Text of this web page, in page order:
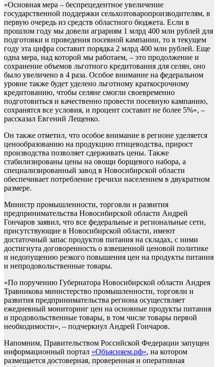
«Основная мера – беспрецедентное увеличение
государственной поддержки сельхозтоваропроизводителям, в
первую очередь из средств областного бюджета. Если в
прошлом году мы довели аграриям 1 млрд 400 млн рублей для
подготовки и проведения посевной кампании, то в текущем
году эта цифра составит порядка 2 млрд 400 млн рублей. Еще
одна мера, над которой мы работаем, – это продолжение и
сохранение объемов льготного кредитования для селян, оно
было увеличено в 4 раза. Особое внимание на федеральном
уровне также будет уделено льготному краткосрочному
кредитованию, чтобы селяне смогли своевременно
подготовиться и качественно провести посевную кампанию,
сохранятся все условия, и процент составит не более 5%», –
рассказал Евгений Лещенко.
Он также отметил, что особое внимание в регионе уделяется
ценообразованию на продукцию птицеводства, прирост
производства позволяет сдерживать цены. Также
стабилизированы цены на овощи борщевого набора, а
специализированный завод в Новосибирской области
обеспечивает потребление гречихи населением в двукратном
размере.
Министр промышленности, торговли и развития
предпринимательства Новосибирской области Андрей
Гончаров заявил, что все федеральные и региональные сети,
присутствующие в Новосибирской области, имеют
достаточный запас продуктов питания на складах, с ними
достигнута договоренность о взвешенной ценовой политике
и недопущению резкого повышения цен на продукты питания
и непродовольственные товары.
«По поручению Губернатора Новосибирской области Андрея
Травникова министерство промышленности, торговли и
развития предпринимательства региона осуществляет
ежедневный мониторинг цен на основные продукты питания
и продовольственные товары, в том числе товары первой
необходимости», – подчеркнул Андрей Гончаров.
Напомним, Правительством Российской Федерации запущен
информационный портал «Объясняем.рф», на котором
размещается достоверная, проверенная и оперативная